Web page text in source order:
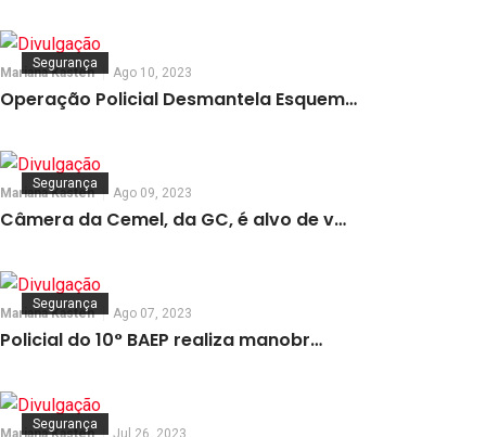
Mariana Kasten Ago 10, 2023
Segurança
Operação Policial Desmantela Esquem…
Mariana Kasten Ago 09, 2023
Segurança
Câmera da Cemel, da GC, é alvo de v…
Mariana Kasten Ago 07, 2023
Segurança
Policial do 10° BAEP realiza manobr…
Mariana Kasten Jul 26, 2023
Segurança